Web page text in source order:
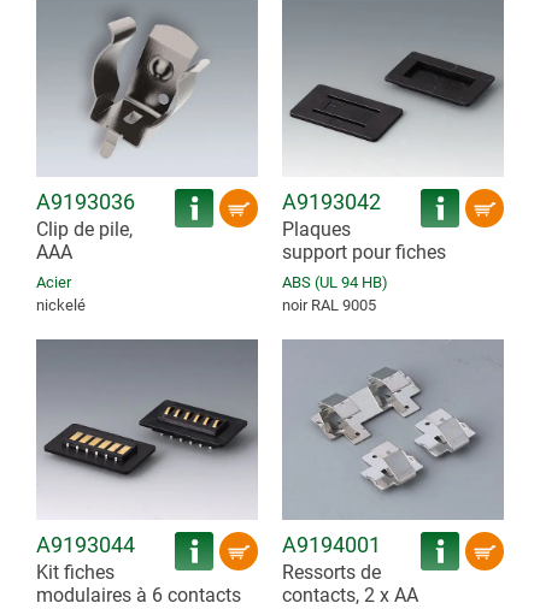
A9193036
Clip de pile,
AAA
Acier
nickelé
A9193042
Plaques
support pour fiches
ABS (UL 94 HB)
noir RAL 9005
A9193044
Kit fiches
modulaires à 6 contacts
A9194001
Ressorts de
contacts, 2 x AA